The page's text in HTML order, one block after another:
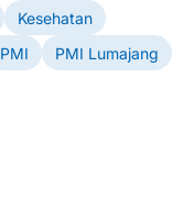
Kesehatan
PMI PMI Lumajang